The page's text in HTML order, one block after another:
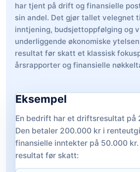
har tjent på drift og finansielle
sin andel. Det gjør tallet velegnet
inntjening, budsjettoppfølging og
underliggende økonomiske
resultat før skatt et klassisk
årsrapporter og finansielle
Eksempel
En bedrift har et driftsresultat på
Den betaler 200.000 kr i
finansielle inntekter på 50.000
resultat før skatt: